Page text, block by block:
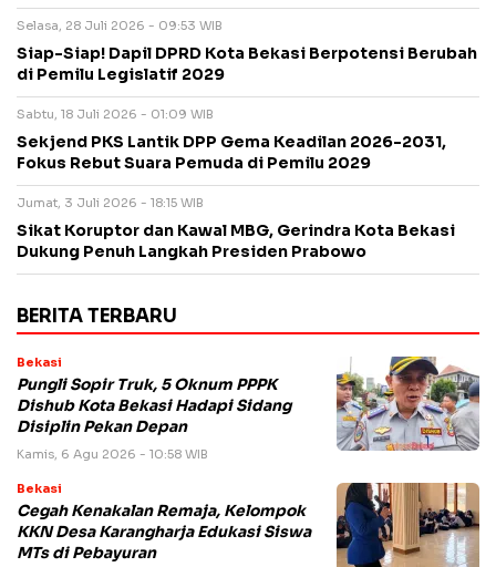
Selasa, 28 Juli 2026 - 09:53 WIB
Siap-Siap! Dapil DPRD Kota Bekasi Berpotensi Berubah
di Pemilu Legislatif 2029
Sabtu, 18 Juli 2026 - 01:09 WIB
Sekjend PKS Lantik DPP Gema Keadilan 2026-2031,
Fokus Rebut Suara Pemuda di Pemilu 2029
Jumat, 3 Juli 2026 - 18:15 WIB
Sikat Koruptor dan Kawal MBG, Gerindra Kota Bekasi
Dukung Penuh Langkah Presiden Prabowo
BERITA TERBARU
Bekasi
Pungli Sopir Truk, 5 Oknum PPPK
Dishub Kota Bekasi Hadapi Sidang
Disiplin Pekan Depan
Kamis, 6 Agu 2026 - 10:58 WIB
Bekasi
Cegah Kenakalan Remaja, Kelompok
KKN Desa Karangharja Edukasi Siswa
MTs di Pebayuran